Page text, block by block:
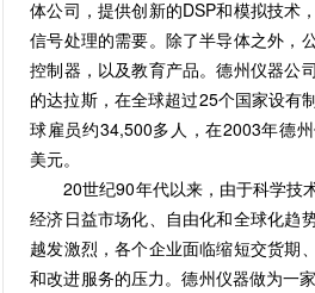
体公司，提供创新的DSP和模拟技术
信号处理的需要。除了半导体之外，
控制器，以及教育产品。德州仪器公
的达拉斯，在全球超过25个国家设有
球雇员约34,500多人，在2003年德
美元。
20世纪90年代以来，由于科学技术
经济日益市场化、自由化和全球化趋
越发激烈，各个企业面临缩短交货期
和改进服务的压力。德州仪器做为一